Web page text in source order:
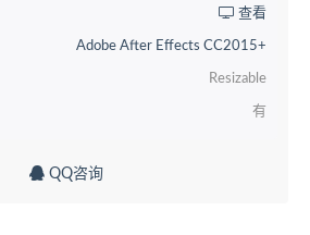
查看
Adobe After Effects CC2015+
Resizable
有
QQ咨询